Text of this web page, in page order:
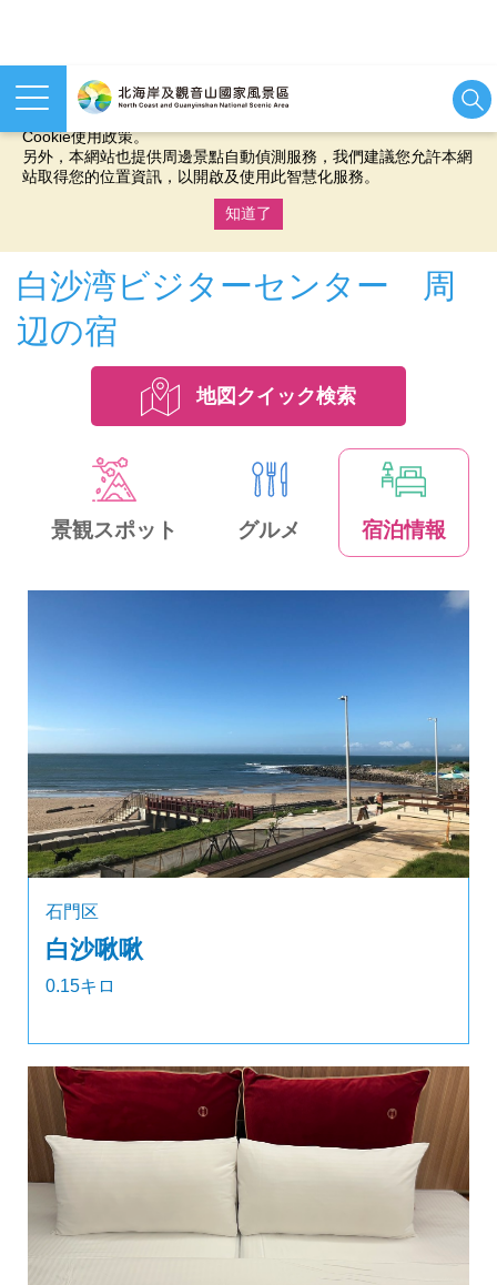
本網站使用cookies等相關技術以持續優化網站服務，並有助於為
您提供更佳的體驗，當您繼續使用本網站即表示您同意我們的
Cookie使用政策。
另外，本網站也提供周邊景點自動偵測服務，我們建議您允許本網
站取得您的位置資訊，以開啟及使用此智慧化服務。
知道了
白沙湾ビジターセンター 周
辺の宿
地図クイック検索
景観スポット グルメ 宿泊情報
石門区
白沙啾啾
0.15キロ